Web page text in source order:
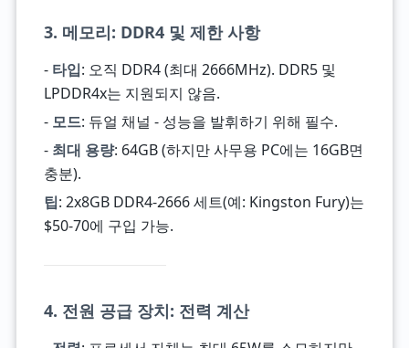
3. 메모리: DDR4 및 제한 사항
- 타입: 오직 DDR4 (최대 2666MHz). DDR5 및
LPDDR4x는 지원되지 않음.
- 모드: 듀얼 채널 - 성능을 발휘하기 위해 필수.
- 최대 용량: 64GB (하지만 사무용 PC에는 16GB면
충분).
팁: 2x8GB DDR4-2666 세트(예: Kingston Fury)는
$50-70에 구입 가능.
4. 전원 공급 장치: 전력 계산